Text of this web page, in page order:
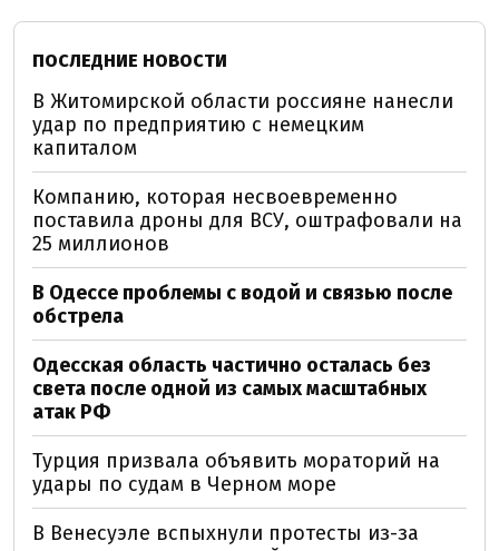
ПОСЛЕДНИЕ НОВОСТИ
В Житомирской области россияне нанесли
удар по предприятию с немецким
капиталом
Компанию, которая несвоевременно
поставила дроны для ВСУ, оштрафовали на
25 миллионов
В Одессе проблемы с водой и связью после
обстрела
Одесская область частично осталась без
света после одной из самых масштабных
атак РФ
Турция призвала объявить мораторий на
удары по судам в Черном море
В Венесуэле вспыхнули протесты из-за